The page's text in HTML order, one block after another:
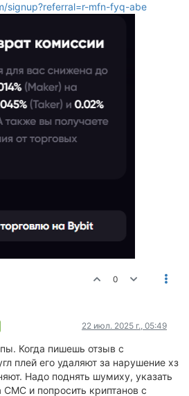
signup?referral=r-mfn-fyq-abe
0
22 июл. 2025 г., 05:49
Когда пишешь отзыв с
плей его удаляют за нарушение хз
Надо поднять шумиху, указать
и попросить криптанов с